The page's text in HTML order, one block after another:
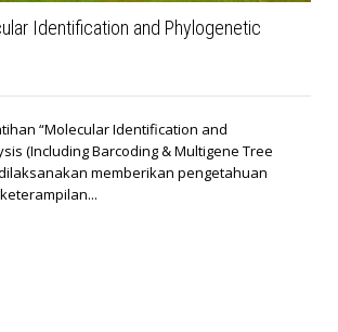
Identification and Phylogenetic
“Molecular Identification and
(Including Barcoding & Multigene Tree
memberikan pengetahuan